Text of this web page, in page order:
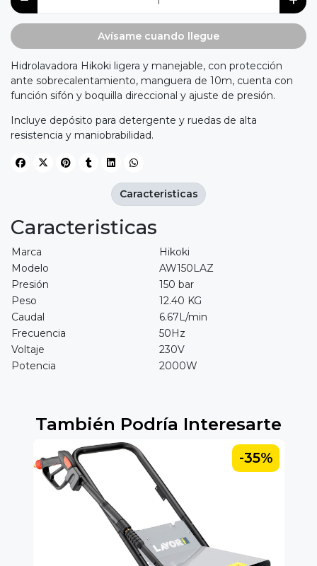
Avísame cuando llegue
Hidrolavadora Hikoki ligera y manejable, con protección
ante sobrecalentamiento, manguera de 10m, cuenta con
función sifón y boquilla direccional y ajuste de presión.
Incluye depósito para detergente y ruedas de alta
resistencia y maniobrabilidad.
Caracteristicas
Marca
Hikoki
Modelo
AW150LAZ
Presión
150 bar
Peso
12.40 KG
Caudal
6.67L/min
Frecuencia
50Hz
Voltaje
230V
Potencia
2000W
Caracteristicas
También Podría Interesarte
-35%